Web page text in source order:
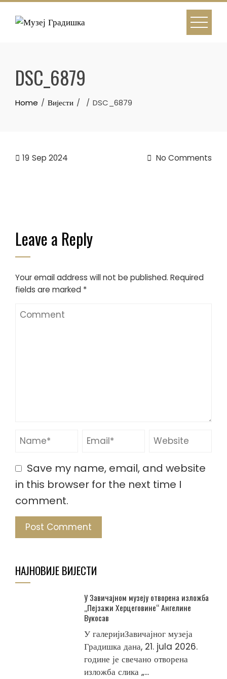
Skip
DSC_6879
Home Вијести DSC_6879
19 Sep 2024 No Comments
Leave a Reply
Your email address will not be published. Required
fields are marked *
Save my name, email, and website
in this browser for the next time I
comment.
НАЈНОВИЈЕ ВИЈЕСТИ
У Завичајном музеју отворена изложба
„Пејзажи Херцеговине“ Ангелине
Вукосав
У галеријиЗавичајног музеја
Градишка дана, 21. jula 2026.
године је свечано отворена
изложба слика „...